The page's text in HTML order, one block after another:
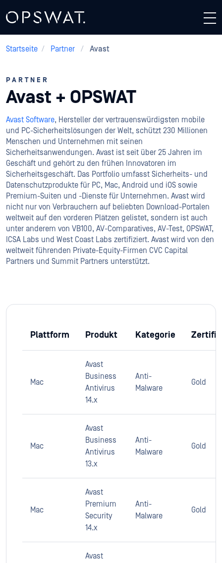
Startseite / Partner / Avast
PARTNER
Avast + OPSWAT
Avast Software, Hersteller der vertrauenswürdigsten mobile
und PC-Sicherheitslösungen der Welt, schützt 230 Millionen
Menschen und Unternehmen mit seinen
Sicherheitsanwendungen. Avast ist seit über 25 Jahren im
Geschäft und gehört zu den frühen Innovatoren im
Sicherheitsgeschäft. Das Portfolio umfasst Sicherheits- und
Datenschutzprodukte für PC, Mac, Android und iOS sowie
Premium-Suiten und -Dienste für Unternehmen. Avast wird
nicht nur von Verbrauchern auf beliebten Download-Portalen
weltweit auf den vorderen Plätzen gelistet, sondern ist auch
unter anderem von VB100, AV-Comparatives, AV-Test, OPSWAT,
ICSA Labs und West Coast Labs zertifiziert. Avast wird von den
weltweit führenden Private-Equity-Firmen CVC Capital
Partners und Summit Partners unterstützt.
Plattform Produkt Kategorie
Mac
Avast
Business
Antivirus
14.x
Anti-
Malware
Gold
Mac
Avast
Business
Antivirus
13.x
Anti-
Malware
Gold
Mac
Avast
Premium
Security
14.x
Anti-
Malware
Gold
Avast